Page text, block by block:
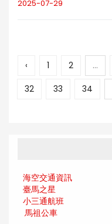
2025-07-29
‹ 1 2 ...
32
33 34
海空交通資訊
臺馬之星
小三通航班
馬祖公車